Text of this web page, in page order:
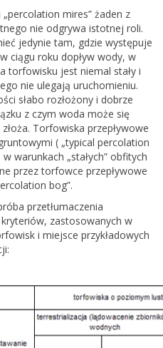
mires” żaden z
nie odgrywa istotnej roli.
jedynie tam, gdzie występuje
ciągu roku dopływ wody, w
torfowisku jest niemal stały i
nie ulegają uruchomieniu.
słabo rozłożony i dobrze
z czym woda może się
Torfowiska przepływowe
( „typical percolation
warunkach „stałych” obfitych
przez torfowce przepływowe
bog”.
przetłumaczenia
zastosowanych w
i miejsce przykładowych